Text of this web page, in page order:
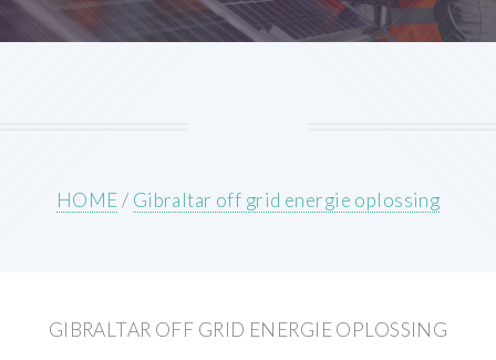
HOME/ Gibraltar off grid energie oplossing
GIBRALTAR OFF GRID ENERGIE OPLOSSING